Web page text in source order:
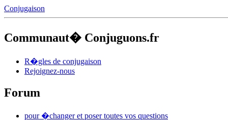
Conjugaison
Communaut� Conjuguons.fr
R�gles de conjugaison
Rejoignez-nous
Forum
pour �changer et poser toutes vos questions